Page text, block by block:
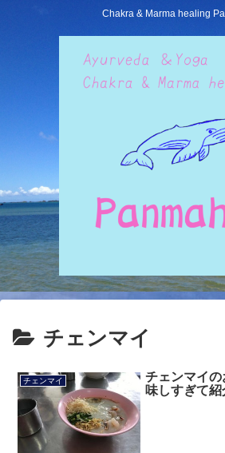
Chakra & Marma healing
チェンマイ
チェンマイ
チェンマイ
味しすぎて